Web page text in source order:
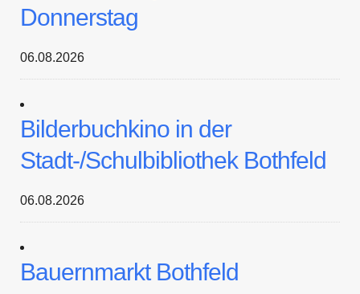
Donnerstag
06.08.2026
Bilderbuchkino in der
Stadt-/Schulbibliothek Bothfeld
06.08.2026
Bauernmarkt Bothfeld